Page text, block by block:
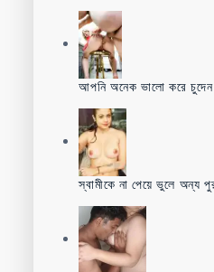
আপনি অনেক ভালো করে চুদেন
স্বামীকে না পেয়ে ভুলে অন্য